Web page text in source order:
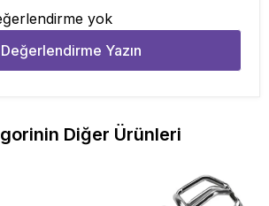
yok
Değerlendirme Yazın
Diğer Ürünleri